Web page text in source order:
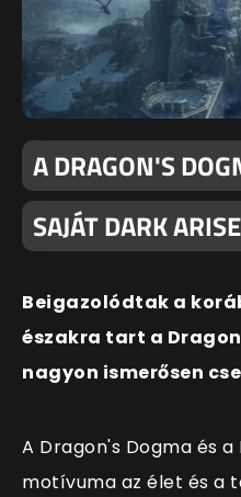
A DRAGON'S
SAJÁT DARK
Beigazolódtak a
északra tart a
nagyon ismerősen
A Dragon's Dogma és
motívuma az élet és a